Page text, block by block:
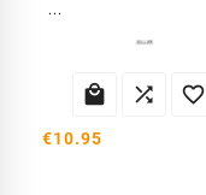
...
  
€10.95